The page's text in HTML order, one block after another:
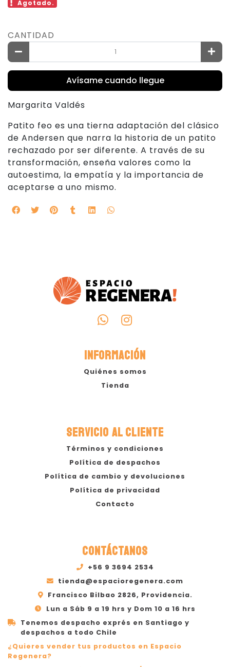
Agotado.
CANTIDAD
Avísame cuando llegue
Margarita Valdés
Patito feo es una tierna adaptación del clásico
de Andersen que narra la historia de un patito
rechazado por ser diferente. A través de su
transformación, enseña valores como la
autoestima, la empatía y la importancia de
aceptarse a uno mismo.
INFORMACIÓN
Quiénes somos
Tienda
SERVICIO AL CLIENTE
Términos y condiciones
Política de despachos
Política de cambio y devoluciones
Política de privacidad
Contacto
CONTÁCTANOS
+56 9 3694 2534
tienda@espacioregenera.com
Francisco Bilbao 2826, Providencia.
Lun a Sáb 9 a 19 hrs y Dom 10 a 16 hrs
Tenemos despacho exprés en Santiago y
despachos a todo Chile
¿Quieres vender tus productos en Espacio
Regenera?